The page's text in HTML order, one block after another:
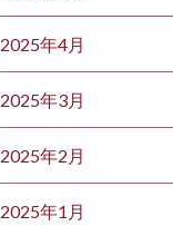
2025年4月
2025年3月
2025年2月
2025年1月